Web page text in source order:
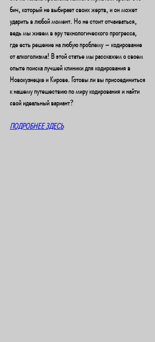
бич, который не выбирает своих жертв, и он может
ударить в любой момент. Но не стоит отчаиваться,
ведь мы живем в эру технологического прогресса,
где есть решение на любую проблему – кодирование
от алкоголизма! В этой статье мы расскажем о своем
опыте поиска лучшей клиники для кодирования в
Новокузнецке и Кирове. Готовы ли вы присоединиться
к нашему путешествию по миру кодирования и найти
свой идеальный вариант?
ПОДРОБНЕЕ ЗДЕСЬ